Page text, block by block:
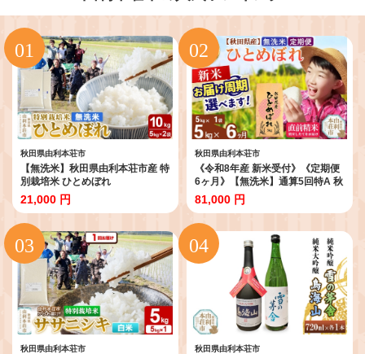
秋田県由利本荘市
【無洗米】秋田県由利本荘市産 特
別栽培米 ひとめぼれ
10kg（5kg×2袋）令和7年産 [ひ
とめぼれ 米 お米 白米 精米 無洗米
特別栽培米 ブランド米 食卓 秋田
県産 秋田県 由利本荘市]
21,000 円
秋田県由利本荘市
《令和8年産 新米受付》《定期便
6ヶ月》【無洗米】通算5回特A 秋
田県産ひとめぼれ 5kg(5kg×1
袋)×6回 お届け周期調整 隔月に調
整OK お米 米 こめ 藤岡農産 [米 無
洗米 白米 特A 精米 秋田県 東北 お
米 ひとめぼれ 小袋 小分け 直前精
米 おいしい米 おすすめ]
81,000 円
秋田県由利本荘市 秋田県由利本荘市